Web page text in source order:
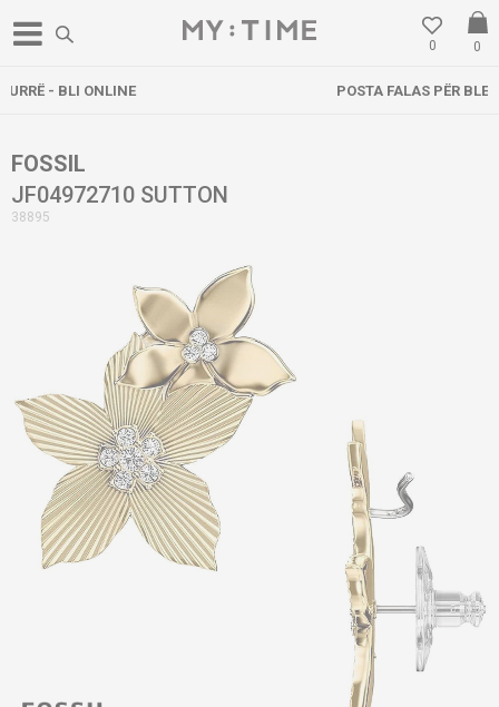
0
0
POSTA FALAS PËR BLERJE MBI 3000 DENARË
FOSSIL
JF04972710 SUTTON
38895